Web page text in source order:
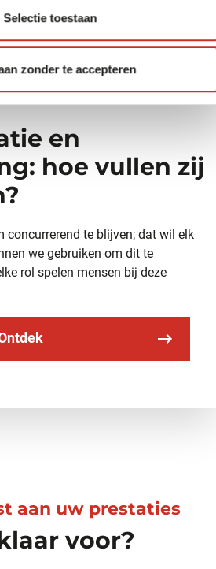
Selectie toestaan
zonder te accepteren
en
hoe vullen zij
concurrerend te blijven; dat wil elk
we gebruiken om dit te
rol spelen mensen bij deze
aan uw prestaties
voor?